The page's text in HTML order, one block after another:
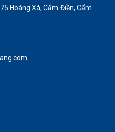
Hoàng Xá, Cẩm Điền, Cẩm